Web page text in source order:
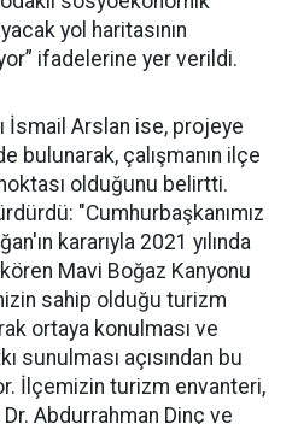
yol haritasının
ifadelerine yer verildi.
İsmail Arslan ise, projeye
bulunarak, çalışmanın ilçe
olduğunu belirtti.
"Cumhurbaşkanımız
kararıyla 2021 yılında
Mavi Boğaz Kanyonu
sahip olduğu turizm
ortaya konulması ve
sunulması açısından bu
İlçemizin turizm envanteri,
Abdurrahman Dinç ve